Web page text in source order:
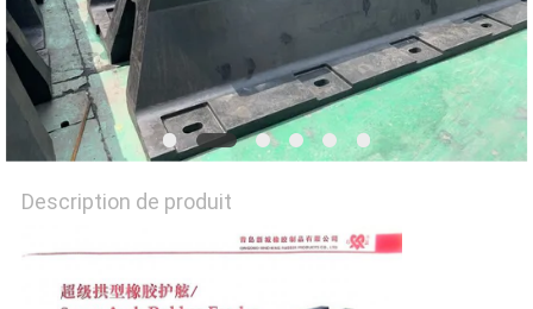
NOUVELLES
CAS
PLAN
DU
SITE
Description de produit